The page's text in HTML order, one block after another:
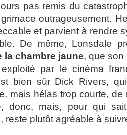
pas remis du
outrageusement.
et parvient à rendre
De même, Lonsdale
la chambre jaune, que son
par le cinéma
bien sûr Dick Rivers,
mais hélas trop courte,
donc, mais, pour qui
reste plutôt agréable à